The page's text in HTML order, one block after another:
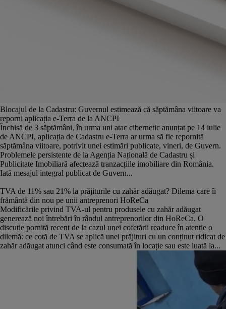
Blocajul de la Cadastru: Guvernul estimează că săptămâna viitoare va
reporni aplicația e-Terra de la ANCPI
Închisă de 3 săptămâni, în urma uni atac cibernetic anunțat pe 14 iulie
de ANCPI, aplicația de Cadastru e-Terra ar urma să fie repornită
săptămâna viitoare, potrivit unei estimări publicate, vineri, de Guvern.
Problemele persistente de la Agenția Națională de Cadastru și
Publicitate Imobiliară afectează tranzacțiile imobiliare din România.
Iată mesajul integral publicat de Guvern...
TVA de 11% sau 21% la prăjiturile cu zahăr adăugat? Dilema care îi
frământă din nou pe unii antreprenori HoReCa
Modificările privind TVA-ul pentru produsele cu zahăr adăugat
generează noi întrebări în rândul antreprenorilor din HoReCa. O
discuție pornită recent de la cazul unei cofetării readuce în atenție o
dilemă: ce cotă de TVA se aplică unei prăjituri cu un conținut ridicat de
zahăr adăugat atunci când este consumată în locație sau este luată la...